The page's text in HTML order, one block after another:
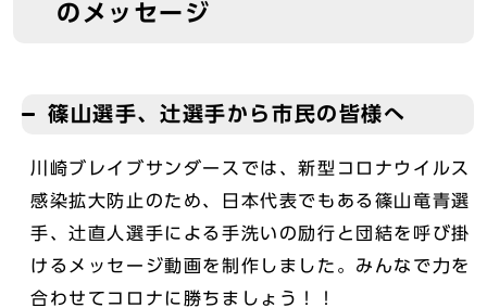
のメッセージ
篠山選手、辻選手から市民の皆様へ
川崎ブレイブサンダースでは、新型コロナウイルス
感染拡大防止のため、日本代表でもある篠山竜青選
手、辻直人選手による手洗いの励行と団結を呼び掛
けるメッセージ動画を制作しました。みんなで力を
合わせてコロナに勝ちましょう！！